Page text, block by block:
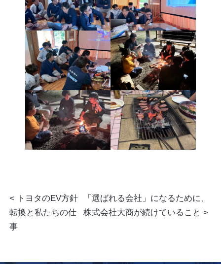
トヨタのEV方針
転換と私たちの仕
事
「選ばれる会社」になるために、
株式会社大商が続けていること